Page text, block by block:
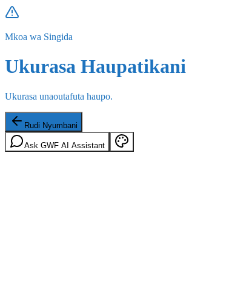
Mkoa wa Singida
Ukurasa Haupatikani
Ukurasa unaoutafuta haupo.
Rudi Nyumbani
Ask GWF AI Assistant